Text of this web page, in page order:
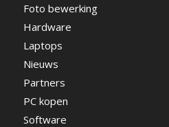
Foto bewerking
Hardware
Laptops
Nieuws
Partners
PC kopen
Software